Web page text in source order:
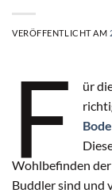
VERÖFFENTLICHT AM
F
ür
Wohlbefinden
Buddler sind und